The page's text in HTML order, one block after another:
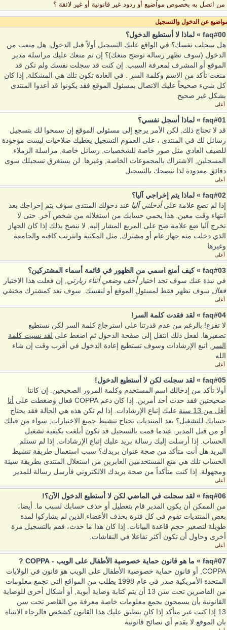
من اتصل به بخصوص مواضيع أو ردود غير قانونية أو غير لائقة ؟
عن الدخول والتسجيل
faq#00 » لماذا لا أستطيع الدخول؟
هل سجلت نفسك؟ في الواقع عليك التسجيل أولاً قبل الدخول. هل منعت من
الدخول (سوف تظهر رسالة توضح منعك)؟ إن تم منعك عليك مراسلة مدير
الموقع أو المشرف لمعرفة السبب. إن كنت قد سجلت نفسك ولم تكن قد
منعت تأكد من الاسم وكلمة السر . في العادة تكون تلك هي المشكلة, إذا كان
كل شيء صحيحاً عليك الاتصال بمسئول الموقع فقد يكونوا قد أعدوا المنتدى
بشكل غير صحيح
أعلى
faq#01 » لماذا أسجل نفسي؟
قد لا تحتاج ذلك, لكن الأمر يرجع إلى مسئولي الموقع إن سمحوا لك بتسجيل
رسائل لك في المنتدى ، على العموم التسجيل يعطيك صلاحيات ليست موجودة
للضيف العادي مثل صور خاصة للشخصيات, رسائل خاصة, مراسلة الزملاء
المسجلين, الاشتراك بالمجموعات الخاصة, وغيرها. لن يستغرق تسجيلك سوى
دقائق معدودة لذا ننصحك بالتسجيل
أعلى
faq#02 » لماذا يتم إخراجي آليا؟
إذا لم تضع علامة علىأدخلني آليا عند دخولك المنتدى سوف يتم إخراجك بعد
انتهاء وقت معين. هذا يحمي حسابك من استغلاله من شخص آخر. حتى لا
تخرج آليا ضع علامة صح على المربع المشار إليه, لا ننصح بذلك إذا كان الجهاز
الذي دخلت منه جهاز عام أو مشترك, مثل المكتبة وانترنت كافيه والجامعة
وغيرها
أعلى
faq#03 » كيف أمنع اسمي من الظهور في قائمة أسماء المشتركين؟
في نبذة عنك سوف تجد اختيارأخف وضعي أثناء زيارتي , إن فعلت هذا الاختيار
فعال سوف تظهر فقط لمسئول الموقع أو لنفسك. سوف تعد كمشترك مختفي
أعلى
faq#04 » لقد فقدت كلمة السر!
لا تفزع! بالرغم من عدم قدرتنا على استرجاع كلمة السر لكن نستطيع
تصفيرها. لفعل ذلك انتقل إلى صفحة الدخول ثم اضغط على لقد نسيت كلمة
السر
, اتبع الإرشادات وسوف تستطيع إعادة الدخول في أقرب وقت إن شاء
الله
أعلى
faq#05 » لقد سجلت لكن لا أستطيع الدخول!
أولا تأكد من إدخالك اسم المستخدم وكلمة المرور الصحيحين. إن كانتا
صحيحتين فقد حدث أحد أمرين. إذا كان دعم COPPA فعال وضغطت على
أنا
أقل من 13 سنة
عليك إتباع الإرشادات. إذا لم تكن هذه هي الحالة فقد يحتاج
حسابك للتشغيل؟ بعد المنتديات تحتاج تنشيط جميع الاختيارات, سواء من قبلك
أو من قبل المدير. عندما قمت بالتسجيل قد تكون أبلغت بكيفية تشغيل
الحساب. إذا أرسلت إليك رسالة بريد عليك إتباع الإرشادات, إذا لم تستلم
البريد هل أنت متأكد من صحة عنوان بريدك؟ سبب استعمال طريقة تنشيط
الحساب تلك هي منع المستخدمين العابرين من استغلال المنتدى بطريقة سيئة
ومجهولة. إذا كنت متأكداً من صحة بريدك الالكتروني فأرسل رسالة للمدير
أعلى
faq#06 » لقد سجلت في الماضي لكن لا أستطيع الدخول الآن؟!
من الممكن أن يكون المدير قام بتعطيل أو حذف حسابك لسبب ما. أيضا،
بعض المنتديات تقوم في كل فترة بحذف الأعضاء الذين لم يشاركوا لمدة
طويلة لتصغير حجم قاعدة البيانات. إذا كان هذا ما حدث، فقم بالتسجيل مرة
أخرى وحاول أن تكون أكثر تفاعلا في النقاشات.
أعلى
faq#07 » ما هو قانون حماية خصوصية الأطفال على الويب - COPPA ?
COPPA, أو قانون حماية خصوصية الأطفال على الويب هو قانون في الولايات
المتحدة الأمريكية صدر في عام 1998 يطلب من المواقع التي تجمع معلومات
من القاصرين تحت سن 13 أن يتم كتابة وصاية أبوية, أو أشكال أخرى للوصاية
القانونية بأن يسمحون بجمع معلومات خاصة معرفة من القاصر تحت سن
13.إذا كنت غير متأكد إذا كان ينطبق عليك هذا القانون كشخص فالرجاء الانتباه
بان الموقع لا يقدم أي نصائح قانونية